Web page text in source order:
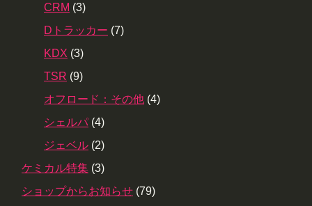
CRM (3)
Dトラッカー (7)
KDX (3)
TSR (9)
オフロード：その他 (4)
シェルパ (4)
ジェベル (2)
ケミカル特集 (3)
ショップからお知らせ (79)